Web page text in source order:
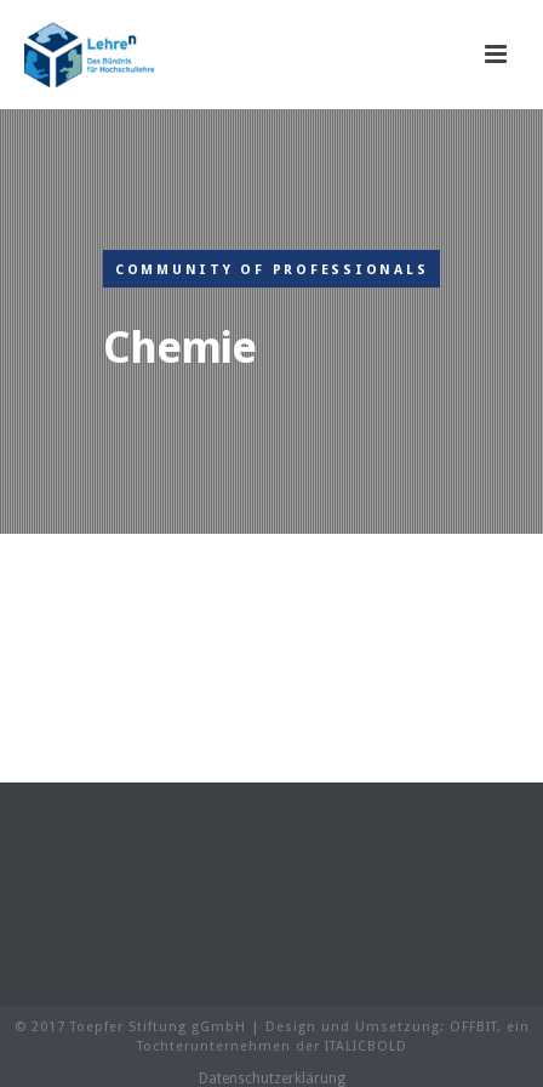
COMMUNITY OF PROFESSIONALS
Chemie
© 2017 Toepfer Stiftung gGmbH | Design und Umsetzung: OFFBIT, ein
Tochterunternehmen der ITALICBOLD
Datenschutzerklärung